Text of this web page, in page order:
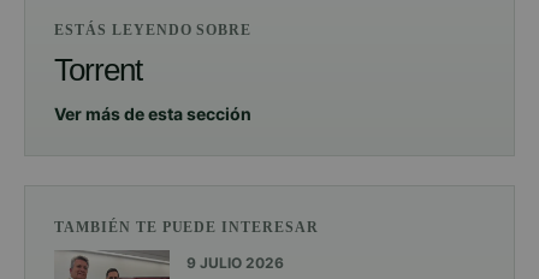
ESTÁS LEYENDO SOBRE
Torrent
Ver más de esta sección
TAMBIÉN TE PUEDE INTERESAR
9 JULIO 2026